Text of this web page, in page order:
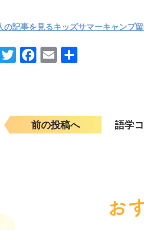
の記事を見るキッズサマーキャンプ
LineTwitterFacebook
Email
前の投稿へ 語学
お